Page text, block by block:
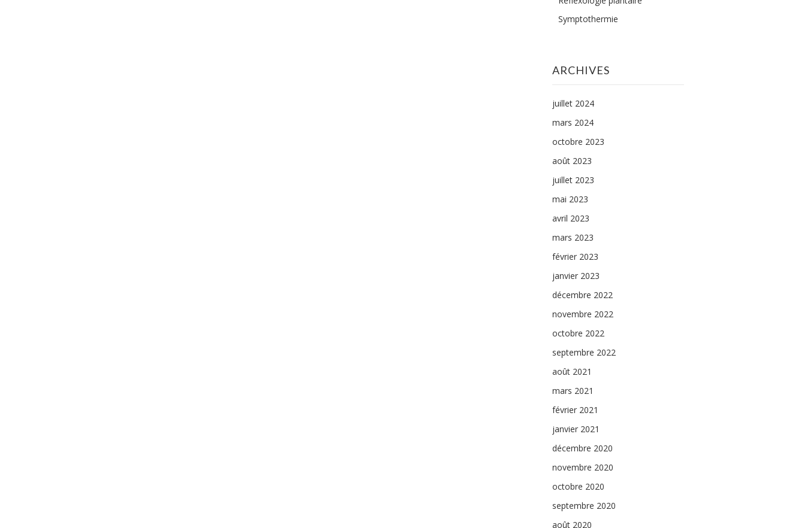
Symptothermie
ARCHIVES
juillet 2024
mars 2024
octobre 2023
août 2023
juillet 2023
mai 2023
avril 2023
mars 2023
février 2023
janvier 2023
décembre 2022
novembre 2022
octobre 2022
septembre 2022
août 2021
mars 2021
février 2021
janvier 2021
décembre 2020
novembre 2020
octobre 2020
septembre 2020
août 2020